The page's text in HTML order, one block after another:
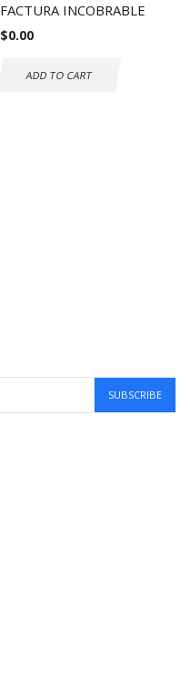
FACTURA INCOBRABLE
$0.00
ADD TO CART